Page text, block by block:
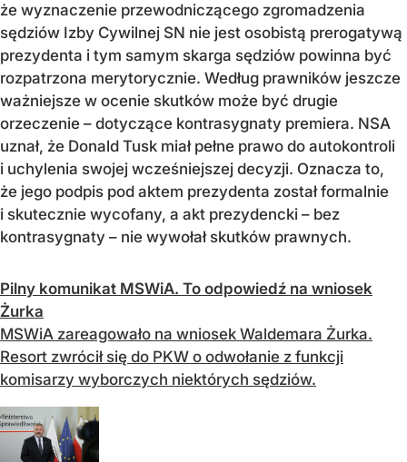
że wyznaczenie przewodniczącego zgromadzenia
sędziów Izby Cywilnej SN nie jest osobistą prerogatywą
prezydenta i tym samym skarga sędziów powinna być
rozpatrzona merytorycznie. Według prawników jeszcze
ważniejsze w ocenie skutków może być drugie
orzeczenie – dotyczące kontrasygnaty premiera. NSA
uznał, że Donald Tusk miał pełne prawo do autokontroli
i uchylenia swojej wcześniejszej decyzji. Oznacza to,
że jego podpis pod aktem prezydenta został formalnie
i skutecznie wycofany, a akt prezydencki – bez
kontrasygnaty – nie wywołał skutków prawnych.
Pilny komunikat MSWiA. To odpowiedź na wniosek
Żurka
MSWiA zareagowało na wniosek Waldemara Żurka.
Resort zwrócił się do PKW o odwołanie z funkcji
komisarzy wyborczych niektórych sędziów.